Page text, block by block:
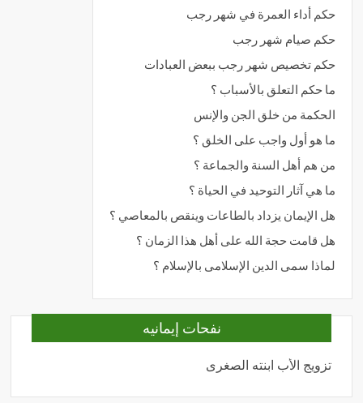
حكم أداء العمرة في شهر رجب
حكم صيام شهر رجب
حكم تخصيص شهر رجب ببعض العبادات
ما حكم التعلق بالأسباب ؟
الحكمة من خلق الجن والإنس
ما هو أول واجب على الخلق ؟
من هم أهل السنة والجماعة ؟
ما هي آثار التوحيد في الحياة ؟
هل الإيمان يزداد بالطاعات وينقص بالمعاصي ؟
هل قامت حجة الله على أهل هذا الزمان ؟
لماذا سمى الدين الإسلامى بالإسلام ؟
نفحات إيمانيه
تزويج الأب ابنته الصغرى